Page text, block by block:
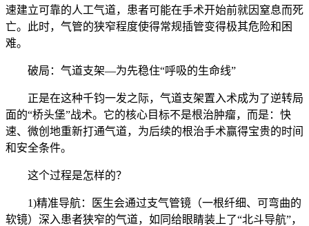
速建立可靠的人工气道，患者可能在手术开始前就因窒息而死
亡。此时，气管的狭窄程度使得常规插管变得极其危险和困
难。
破局：气道支架—为先稳住“呼吸的生命线”
正是在这种千钧一发之际，气道支架置入术成为了逆转局
面的“桥头堡”战术。它的核心目标不是根治肿瘤，而是：快
速、微创地重新打通气道，为后续的根治手术赢得宝贵的时间
和安全条件。
这个过程是怎样的？
1)精准导航：医生会通过支气管镜（一根纤细、可弯曲的
软镜）深入患者狭窄的气道，如同给眼睛装上了“北斗导航”，